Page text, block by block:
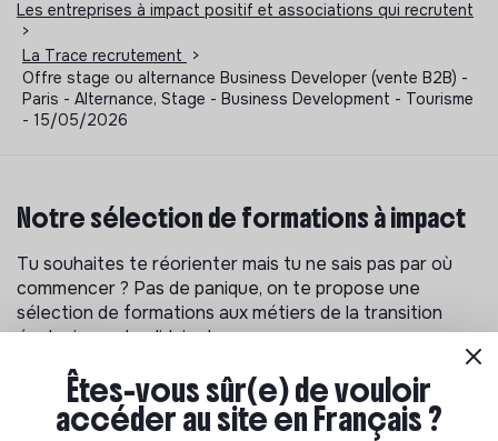
Les entreprises à impact positif et associations qui recrutent
>
La Trace recrutement
>
Offre stage ou alternance Business Developer (vente B2B) -
Paris - Alternance, Stage - Business Development - Tourisme
- 15/05/2026
Notre sélection de formations à impact
Tu souhaites te réorienter mais tu ne sais pas par où
commencer ? Pas de panique, on te propose une
sélection de formations aux métiers de la transition
écologique et solidaire !
Êtes-vous sûr(e) de vouloir
accéder au site en Français ?